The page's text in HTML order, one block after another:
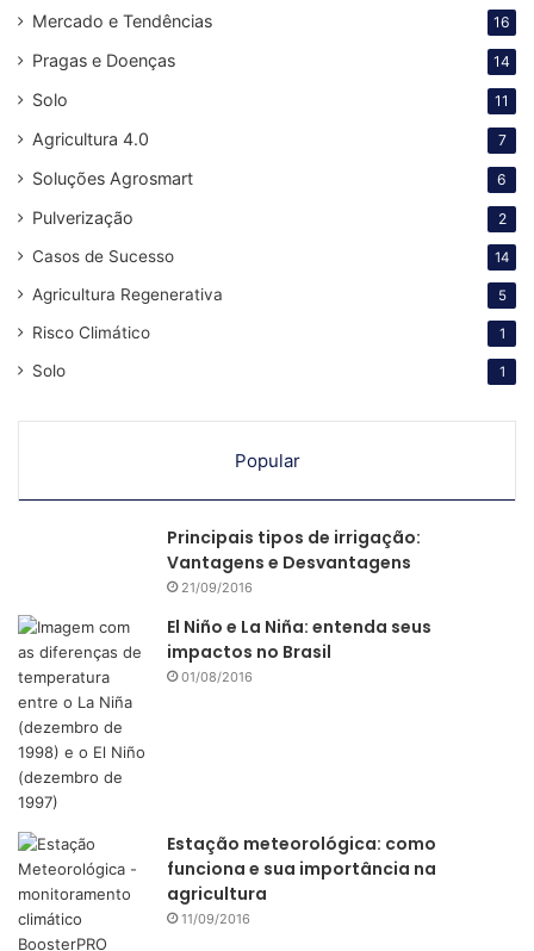
Mercado e Tendências 16
Pragas e Doenças 14
Solo 11
Agricultura 4.0 7
Soluções Agrosmart 6
Pulverização 2
Casos de Sucesso 14
Agricultura Regenerativa 5
Risco Climático 1
Solo 1
Popular
Principais tipos de irrigação:
Vantagens e Desvantagens
21/09/2016
El Niño e La Niña: entenda seus
impactos no Brasil
01/08/2016
Estação meteorológica: como
funciona e sua importância na
agricultura
11/09/2016